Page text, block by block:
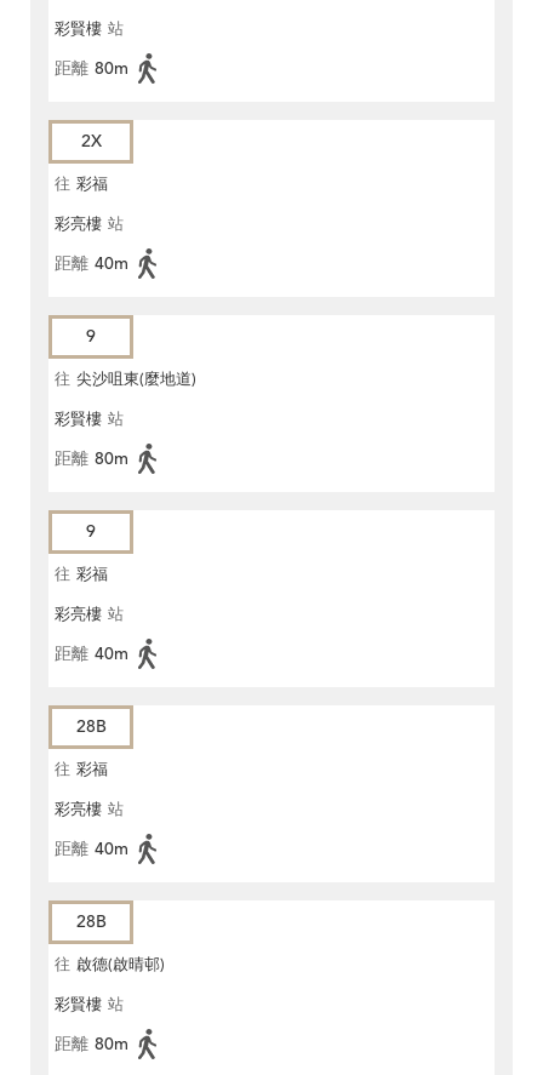
彩賢樓 站
距離 80m
2X
往 彩福
彩亮樓 站
距離 40m
9
往 尖沙咀東(麼地道)
彩賢樓 站
距離 80m
9
往 彩福
彩亮樓 站
距離 40m
28B
往 彩福
彩亮樓 站
距離 40m
28B
往 啟德(啟晴邨)
彩賢樓 站
距離 80m